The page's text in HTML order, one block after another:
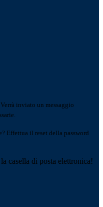
Verrà inviato un messaggio
Effettua il reset della password
casella di posta elettronica!